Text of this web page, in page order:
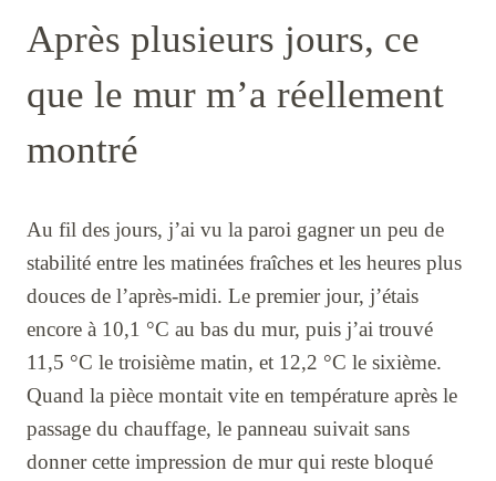
Après plusieurs jours, ce
que le mur m’a réellement
montré
Au fil des jours, j’ai vu la paroi gagner un peu de
stabilité entre les matinées fraîches et les heures plus
douces de l’après-midi. Le premier jour, j’étais
encore à 10,1 °C au bas du mur, puis j’ai trouvé
11,5 °C le troisième matin, et 12,2 °C le sixième.
Quand la pièce montait vite en température après le
passage du chauffage, le panneau suivait sans
donner cette impression de mur qui reste bloqué